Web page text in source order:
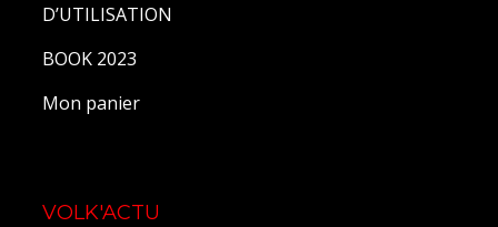
D’UTILISATION
BOOK 2023
Mon panier
VOLK'ACTU